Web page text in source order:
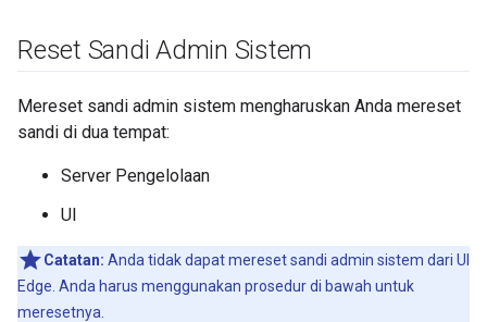
Reset Sandi Admin Sistem
Mereset sandi admin sistem mengharuskan Anda mereset
sandi di dua tempat:
Server Pengelolaan
UI
Catatan: Anda tidak dapat mereset sandi admin sistem dari UI
Edge. Anda harus menggunakan prosedur di bawah untuk
meresetnya.